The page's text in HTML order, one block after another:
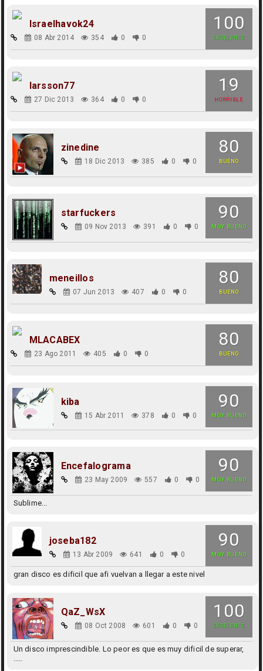
100
EXCELENTE
Israelhavok24
08 Abr 2014 354 0 0
19
HORRIBLE
larsson77
27 Dic 2013 364 0 0
80
BUENO
zinedine
18 Dic 2013 385 0 0
90
MUY BUENO
starfuckers
09 Nov 2013 391 0 0
80
BUENO
meneillos
07 Jun 2013 407 0 0
80
BUENO
MLACABEX
23 Ago 2011 405 0 0
90
MUY BUENO
kiba
15 Abr 2011 378 0 0
90
MUY BUENO
Encefalograma
23 May 2009 557 0 0
Sublime...
90
MUY BUENO
joseba182
13 Abr 2009 641 0 0
gran disco es dificil que afi vuelvan a llegar a este nivel
100
EXCELENTE
QaZ_WsX
08 Oct 2008 601 0 0
Un disco imprescindible. Lo peor es que es muy dificil de superar,